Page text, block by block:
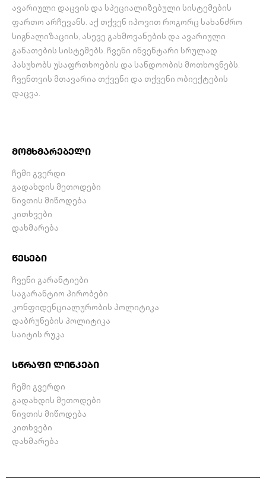
ავარიული დაცვის და სპეციალიზებული სისტემების
ფართო არჩევანს. აქ თქვენ იპოვით როგორც სახანძრო
სიგნალიზაციის, ასევე გახმოვანების და ავარიული
განათების სისტემებს. ჩვენი ინვენტარი სრულად
პასუხობს უსაფრთხოების და სანდოობის მოთხოვნებს.
ჩვენთვის მთავარია თქვენი და თქვენი ობიექტების
დაცვა.
მომხმარებელი
ჩემი გვერდი
გადახდის მეთოდები
ნივთის მიწოდება
კითხვები
დახმარება
წესები
ჩვენი გარანტიები
საგარანტიო პირობები
კონფიდენციალურობის პოლიტიკა
დაბრუნების პოლიტიკა
საიტის რუკა
სწრაფი ლინკები
ჩემი გვერდი
გადახდის მეთოდები
ნივთის მიწოდება
კითხვები
დახმარება